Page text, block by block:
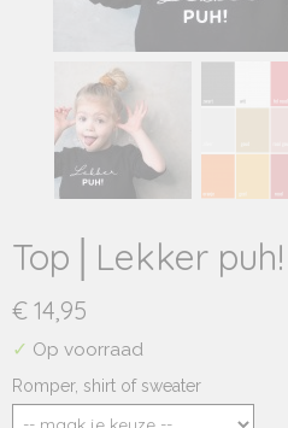
Top│Lekker puh!
€ 14,95
✓ Op voorraad
Romper, shirt of sweater